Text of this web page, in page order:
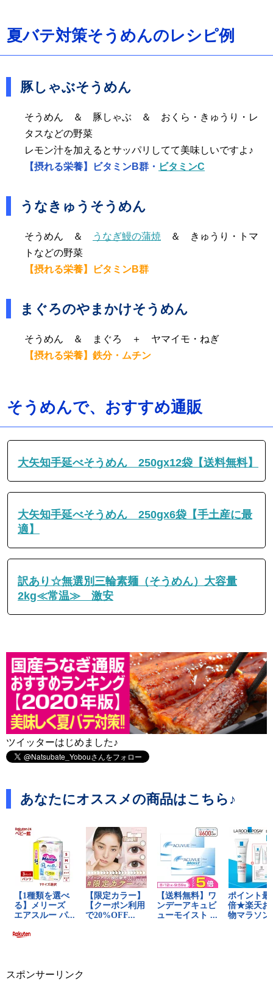
夏バテ対策そうめんのレシピ例
豚しゃぶそうめん
そうめん ＆ 豚しゃぶ ＆ おくら・きゅうり・レ
タスなどの野菜
レモン汁を加えるとサッパリしてて美味しいですよ♪
【摂れる栄養】ビタミンB群・ ビタミンC
うなきゅうそうめん
そうめん ＆ うなぎ鰻の蒲焼 ＆ きゅうり・トマ
トなどの野菜
【摂れる栄養】ビタミンB群
まぐろのやまかけそうめん
そうめん ＆ まぐろ ＋ ヤマイモ・ねぎ
【摂れる栄養】鉄分・ムチン
そうめんで、おすすめ通販
大矢知手延べそうめん 250gx12袋【送料無料】
大矢知手延べそうめん 250gx6袋【手土産に最
適】
訳あり☆無選別三輪素麺（そうめん）大容量
2kg≪常温≫ 激安
ツイッターはじめました♪
あなたにオススメの商品はこちら♪
スポンサーリンク